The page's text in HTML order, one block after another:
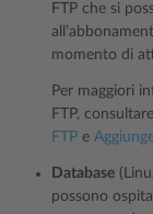
FTP che si
momento di
Per maggiori
FTP,
FTP e
Database
possono